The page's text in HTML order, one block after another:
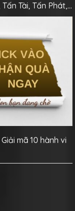
Tài, Tấn Phát,…
mã 10 hành vi